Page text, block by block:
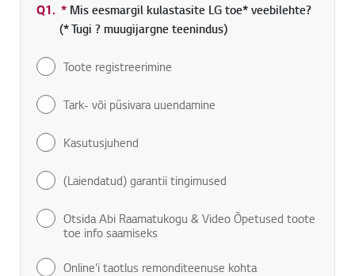
Q1. * Kohustuslik väli
Mis eesmargil kulastasite LG toe* veebilehte?
(* Tugi ? muugijargne teenindus)
Toote registreerimine
Tark- või püsivara uuendamine
Kasutusjuhend
(Laiendatud) garantii tingimused
Otsida Abi Raamatukogu & Video Õpetused toote
toe info saamiseks
Online'i taotlus remonditeenuse kohta